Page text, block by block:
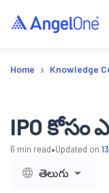
Home › Knowledge
IPO
6 min read•Updated on
తెలుగు